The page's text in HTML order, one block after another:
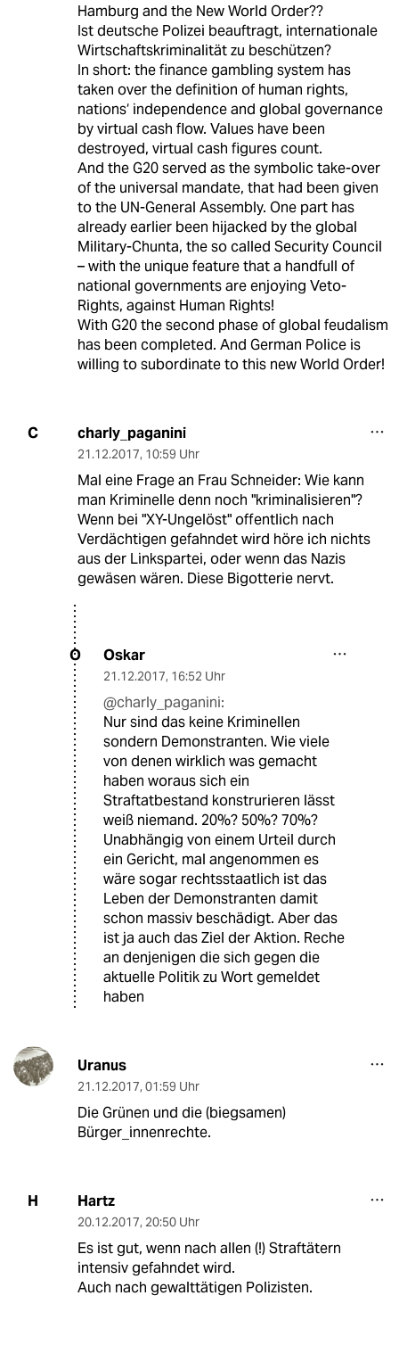
Hamburg and the New World Order??
Ist deutsche Polizei beauftragt, internationale
Wirtschaftskriminalität zu beschützen?
In short: the finance gambling system has
taken over the definition of human rights,
nations‘ independence and global governance
by virtual cash flow. Values have been
destroyed, virtual cash figures count.
And the G20 served as the symbolic take-over
of the universal mandate, that had been given
to the UN-General Assembly. One part has
already earlier been hijacked by the global
Military-Chunta, the so called Security Council
– with the unique feature that a handfull of
national governments are enjoying Veto-
Rights, against Human Rights!
With G20 the second phase of global feudalism
has been completed. And German Police is
willing to subordinate to this new World Order!
C charly_paganini
21.12.2017, 10:59 Uhr
Mal eine Frage an Frau Schneider: Wie kann
man Kriminelle denn noch "kriminalisieren"?
Wenn bei "XY-Ungelöst" offentlich nach
Verdächtigen gefahndet wird höre ich nichts
aus der Linkspartei, oder wenn das Nazis
gewäsen wären. Diese Bigotterie nervt.
O Oskar
21.12.2017, 16:52 Uhr
@charly_paganini:
Nur sind das keine Kriminellen
sondern Demonstranten. Wie viele
von denen wirklich was gemacht
haben woraus sich ein
Straftatbestand konstrurieren lässt
weiß niemand. 20%? 50%? 70%?
Unabhängig von einem Urteil durch
ein Gericht, mal angenommen es
wäre sogar rechtsstaatlich ist das
Leben der Demonstranten damit
schon massiv beschädigt. Aber das
ist ja auch das Ziel der Aktion. Reche
an denjenigen die sich gegen die
aktuelle Politik zu Wort gemeldet
haben
Uranus
21.12.2017, 01:59 Uhr
Die Grünen und die (biegsamen)
Bürger_innenrechte.
H Hartz
20.12.2017, 20:50 Uhr
Es ist gut, wenn nach allen (!) Straftätern
intensiv gefahndet wird.
Auch nach gewalttätigen Polizisten.